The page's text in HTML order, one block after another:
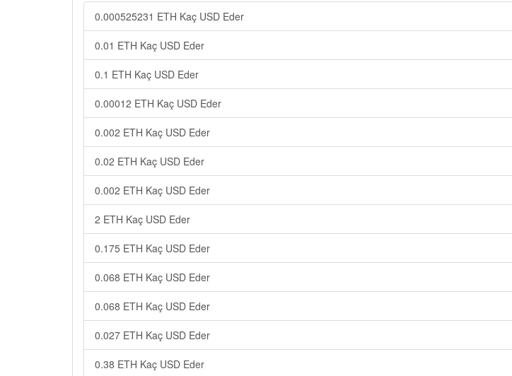
0.000525231 ETH Kaç USD Eder
0.01 ETH Kaç USD Eder
0.1 ETH Kaç USD Eder
0.00012 ETH Kaç USD Eder
0.002 ETH Kaç USD Eder
0.02 ETH Kaç USD Eder
0.002 ETH Kaç USD Eder
2 ETH Kaç USD Eder
0.175 ETH Kaç USD Eder
0.068 ETH Kaç USD Eder
0.068 ETH Kaç USD Eder
0.027 ETH Kaç USD Eder
0.38 ETH Kaç USD Eder